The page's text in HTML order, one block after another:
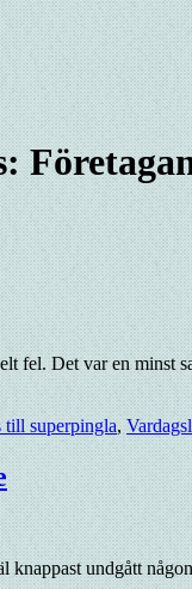
fel. Det var en minst
till superpingla,
knappast undgått